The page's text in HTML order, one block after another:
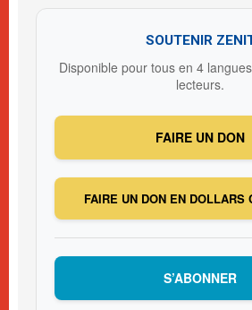
SOUTENIR
Disponible pour tous en 4
lecteurs.
FAIRE UN DON
FAIRE UN DON EN DOLLARS
S’ABONNER